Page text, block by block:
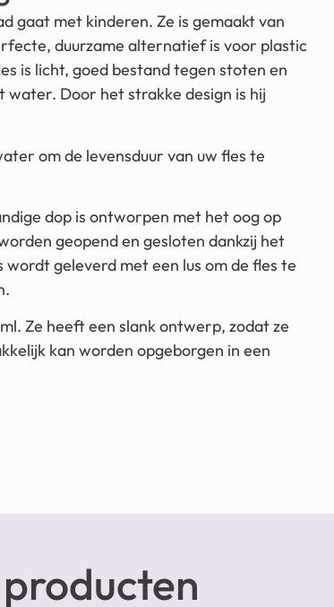
gaat met kinderen. Ze is gemaakt van
duurzame alternatief is voor plastic
is licht, goed bestand tegen stoten en
Door het strakke design is hij
om de levensduur van uw fles te
dop is ontworpen met het oog op
geopend en gesloten dankzij het
geleverd met een lus om de fles te
Ze heeft een slank ontwerp, zodat ze
kan worden opgeborgen in een